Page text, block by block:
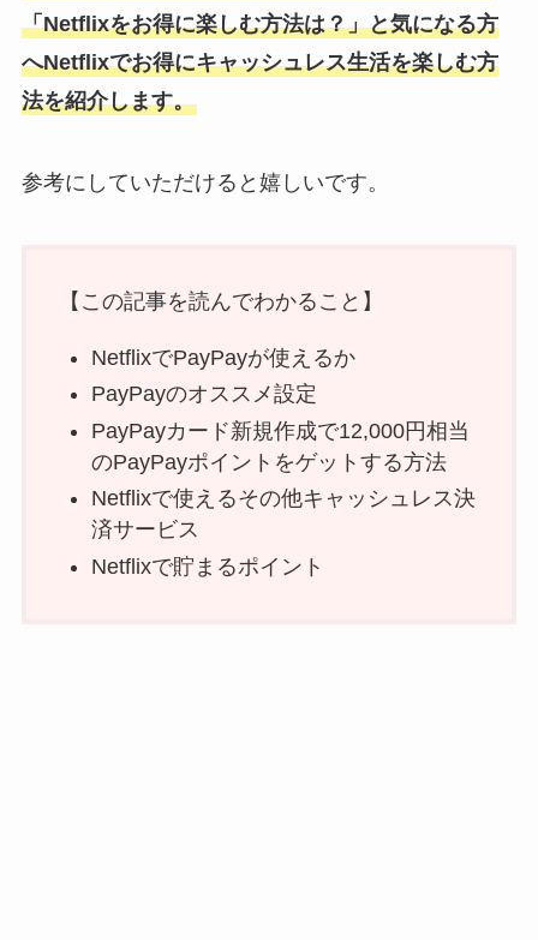
「Netflixをお得に楽しむ方法は？」と気になる方
へNetflixでお得にキャッシュレス生活を楽しむ方
法を紹介します。
参考にしていただけると嬉しいです。
【この記事を読んでわかること】
NetflixでPayPayが使えるか
PayPayのオススメ設定
PayPayカード新規作成で12,000円相当
のPayPayポイントをゲットする方法
Netflixで使えるその他キャッシュレス決
済サービス
Netflixで貯まるポイント